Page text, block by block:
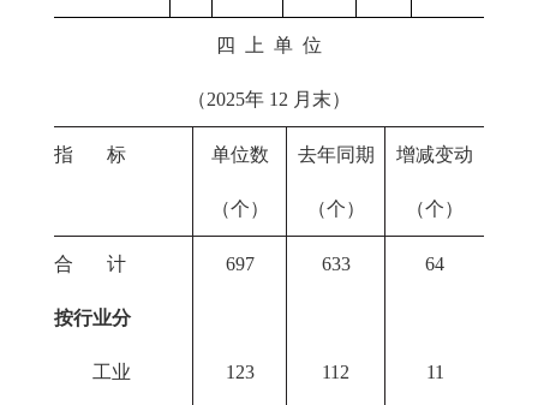
四 上 单 位
（2025年 12 月末）
指 标 单位数
（个）
去年同期
（个）
增减变动
（个）
合 计 697 633 64
按行业分
工业 123 112 11